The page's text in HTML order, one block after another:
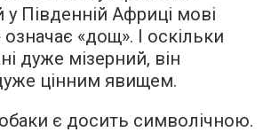
Південній Африці мові
означає «дощ». І оскільки
дуже мізерний, він
цінним явищем.
є досить символічною.